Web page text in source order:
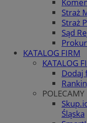
Straż
Straż
Sąd
KATALOG FIRM
KATALOG
Dodaj
POLECAMY
Śląska